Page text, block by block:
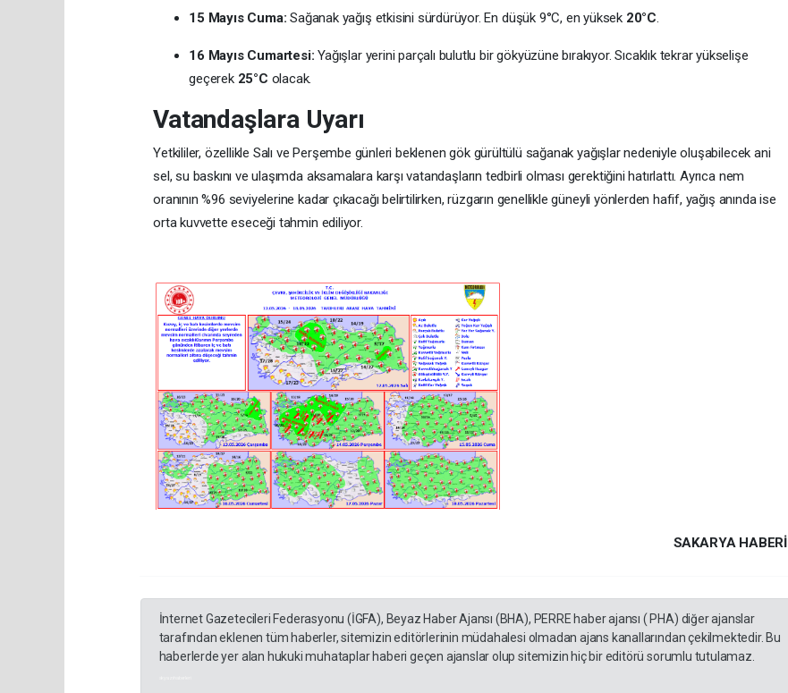
15 Mayıs Cuma: Sağanak yağış etkisini sürdürüyor. En düşük 9°C, en yüksek 20°C.
16 Mayıs Cumartesi: Yağışlar yerini parçalı bulutlu bir gökyüzüne bırakıyor. Sıcaklık tekrar yükselişe
geçerek 25°C olacak.
Vatandaşlara Uyarı
Yetkililer, özellikle Salı ve Perşembe günleri beklenen gök gürültülü sağanak yağışlar nedeniyle oluşabilecek ani
sel, su baskını ve ulaşımda aksamalara karşı vatandaşların tedbirli olması gerektiğini hatırlattı. Ayrıca nem
oranının %96 seviyelerine kadar çıkacağı belirtilirken, rüzgarın genellikle güneyli yönlerden hafif, yağış anında ise
orta kuvvette eseceği tahmin ediliyor.
SAKARYA HABERİ
İnternet Gazetecileri Federasyonu (İGFA), Beyaz Haber Ajansı (BHA), PERRE haber ajansı ( PHA) diğer ajanslar
tarafından eklenen tüm haberler, sitemizin editörlerinin müdahalesi olmadan ajans kanallarından çekilmektedir. Bu
haberlerde yer alan hukuki muhataplar haberi geçen ajanslar olup sitemizin hiç bir editörü sorumlu tutulamaz.